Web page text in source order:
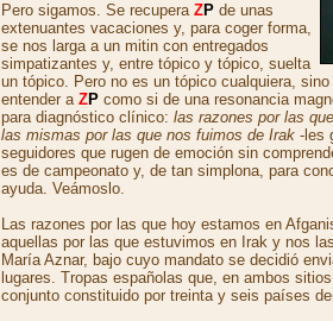
Pero sigamos. Se recupera ZP de unas
extenuantes vacaciones y, para coger forma,
se nos larga a un mitin con entregados
simpatizantes y, entre tópico y tópico, suelta
un tópico. Pero no es un tópico cualquiera,
entender a ZP como si de una resonancia
para diagnóstico clínico: las razones por las
las mismas por las que nos fuimos de Irak -les
seguidores que rugen de emoción sin
es de campeonato y, de tan simplona, para
ayuda. Veámoslo.
Las razones por las que hoy estamos en
aquellas por las que estuvimos en Irak y nos
María Aznar, bajo cuyo mandato se decidió
lugares. Tropas españolas que, en ambos
conjunto constituido por treinta y seis países